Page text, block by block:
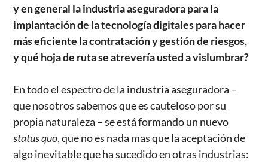
y en general la industria aseguradora para la
implantación de la tecnología digitales para hacer
más eficiente la contratación y gestión de riesgos,
y qué hoja de ruta se atrevería usted a vislumbrar?
En todo el espectro de la industria aseguradora –
que nosotros sabemos que es cauteloso por su
propia naturaleza – se está formando un nuevo
status quo, que no es nada mas que la aceptación de
algo inevitable que ha sucedido en otras industrias: